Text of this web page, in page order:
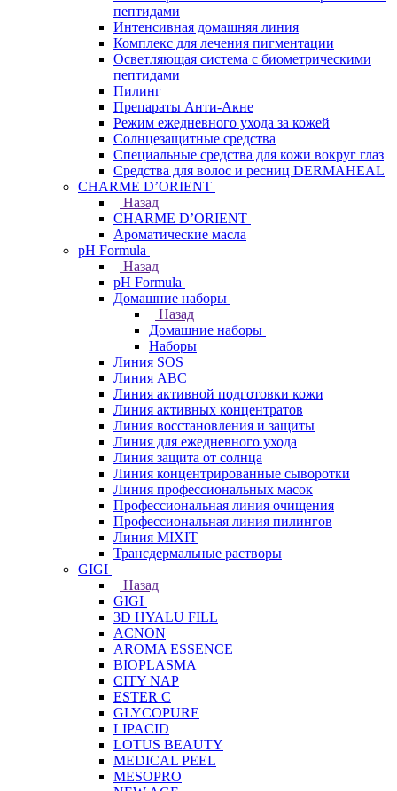
пептидами
Интенсивная домашняя линия
Комплекс для лечения пигментации
Осветляющая система с биометрическими
пептидами
Пилинг
Препараты Анти-Акне
Режим ежедневного ухода за кожей
Солнцезащитные средства
Специальные средства для кожи вокруг глаз
Средства для волос и ресниц DERMAHEAL
CHARME D’ORIENT
Назад
CHARME D’ORIENT
Ароматические масла
pH Formula
Назад
pH Formula
Домашние наборы
Назад
Домашние наборы
Наборы
Линия SOS
Линия АВС
Линия активной подготовки кожи
Линия активных концентратов
Линия восстановления и защиты
Линия для ежедневного ухода
Линия защита от солнца
Линия концентрированные сыворотки
Линия профессиональных масок
Профессиональная линия очищения
Профессиональная линия пилингов
Линия MIXIT
Трансдермальные растворы
GIGI
Назад
GIGI
3D HYALU FILL
ACNON
AROMA ESSENCE
BIOPLASMA
CITY NAP
ESTER C
GLYCOPURE
LIPACID
LOTUS BEAUTY
MEDICAL PEEL
MESOPRO